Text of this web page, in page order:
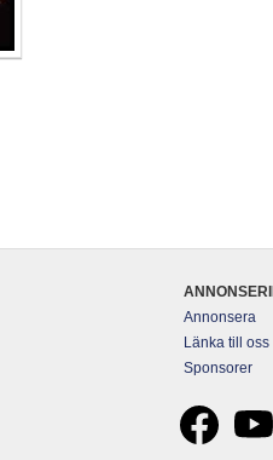
Annonsera
Länka till oss
Sponsorer